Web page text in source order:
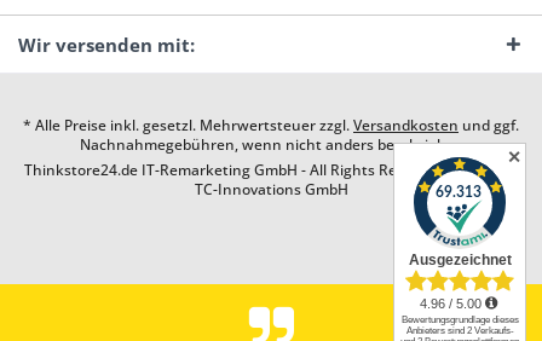
Wir versenden mit:
* Alle Preise inkl. gesetzl. Mehrwertsteuer zzgl.Versandkosten und ggf.
Nachnahmegebühren, wenn nicht anders beschrieben
Thinkstore24.de IT-Remarketing GmbH - All Rights Reserved. Design by
TC-Innovations GmbH
✕